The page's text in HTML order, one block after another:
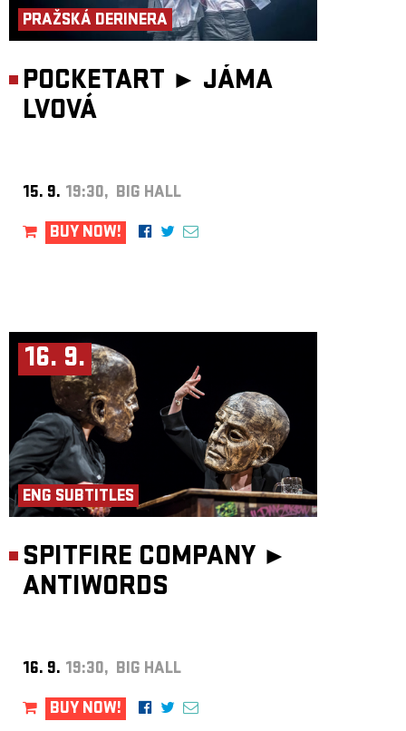
PRAŽSKÁ DERINERA
POCKETART ► JÁMA
LVOVÁ
15. 9. 19:30, BIG HALL
BUY NOW!
16. 9.
ENG SUBTITLES
SPITFIRE COMPANY ►
ANTIWORDS
16. 9. 19:30, BIG HALL
BUY NOW!